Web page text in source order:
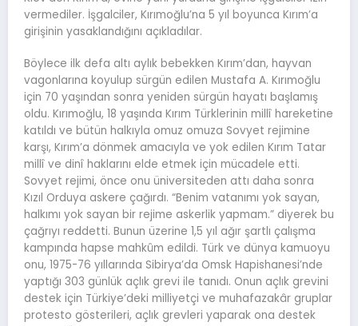
vermediler. İşgalciler, Kırımoğlu’na 5 yıl boyunca Kırım’a
girişinin yasaklandığını açıkladılar.
Böylece ilk defa altı aylık bebekken Kırım’dan, hayvan
vagonlarına koyulup sürgün edilen Mustafa A. Kırımoğlu
için 70 yaşından sonra yeniden sürgün hayatı başlamış
oldu. Kırımoğlu, 18 yaşında Kırım Türklerinin millî hareketine
katıldı ve bütün halkıyla omuz omuza Sovyet rejimine
karşı, Kırım’a dönmek amacıyla ve yok edilen Kırım Tatar
millî ve dinî haklarını elde etmek için mücadele etti.
Sovyet rejimi, önce onu üniversiteden attı daha sonra
Kızıl Orduya askere çağırdı. “Benim vatanımı yok sayan,
halkımı yok sayan bir rejime askerlik yapmam.” diyerek bu
çağrıyı reddetti. Bunun üzerine 1,5 yıl ağır şartlı çalışma
kampında hapse mahkûm edildi. Türk ve dünya kamuoyu
onu, 1975-76 yıllarında Sibirya’da Omsk Hapishanesi’nde
yaptığı 303 günlük açlık grevi ile tanıdı. Onun açlık grevini
destek için Türkiye’deki milliyetçi ve muhafazakâr gruplar
protesto gösterileri, açlık grevleri yaparak ona destek